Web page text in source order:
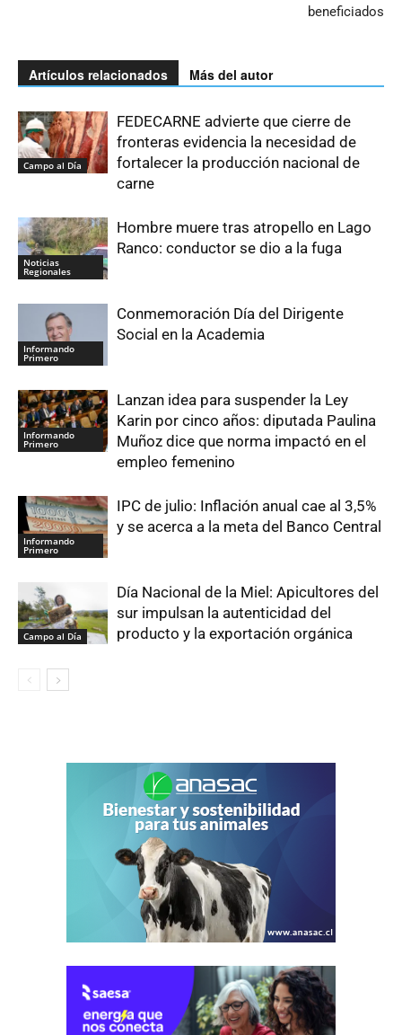
beneficiados
Artículos relacionados Más del autor
Campo al Día
FEDECARNE advierte que cierre de
fronteras evidencia la necesidad de
fortalecer la producción nacional de
carne
Noticias
Regionales
Hombre muere tras atropello en Lago
Ranco: conductor se dio a la fuga
Informando
Primero
Conmemoración Día del Dirigente
Social en la Academia
Informando
Primero
Lanzan idea para suspender la Ley
Karin por cinco años: diputada Paulina
Muñoz dice que norma impactó en el
empleo femenino
Informando
Primero
IPC de julio: Inflación anual cae al 3,5%
y se acerca a la meta del Banco Central
Campo al Día
Día Nacional de la Miel: Apicultores del
sur impulsan la autenticidad del
producto y la exportación orgánica